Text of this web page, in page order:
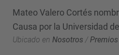
Mateo Valero Cortés
Causa por la Universidad
Ubicado en Nosotros /